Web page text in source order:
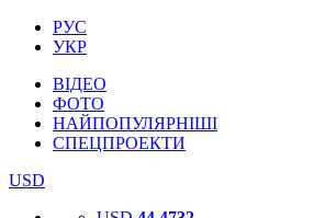
РУС
УКР
ВІДЕО
ФОТО
НАЙПОПУЛЯРНІШІ
СПЕЦПРОЕКТИ
USD